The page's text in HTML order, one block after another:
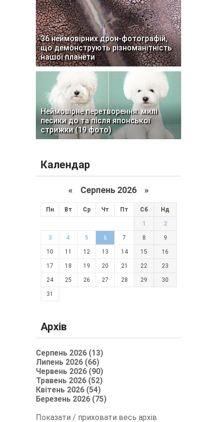
36 неймовірних дрон-фотографій,
що демонструють різноманітність
нашої планети
Неймовірне перетворення: милі
песики до та після японської
стрижки (19 фото)
Календар
« Серпень 2026 »
Пн Вт Ср Чт Пт Сб Нд
1 2
3 4 5 6 7 8 9
10 11 12 13 14 15 16
17 18 19 20 21 22 23
24 25 26 27 28 29 30
31
Архів
Серпень 2026 (13)
Липень 2026 (66)
Червень 2026 (90)
Травень 2026 (52)
Квітень 2026 (54)
Березень 2026 (75)
Показати / приховати весь архів